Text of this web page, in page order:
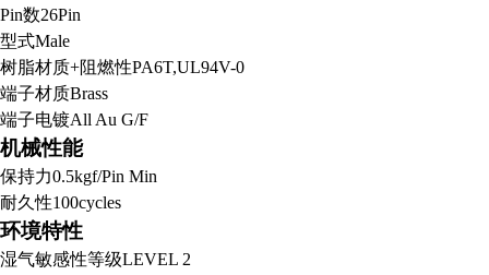
Pin数26Pin
型式Male
树脂材质+阻燃性PA6T,UL94V-0
端子材质Brass
端子电镀All Au G/F
机械性能
保持力0.5kgf/Pin Min
耐久性100cycles
环境特性
湿气敏感性等级LEVEL 2